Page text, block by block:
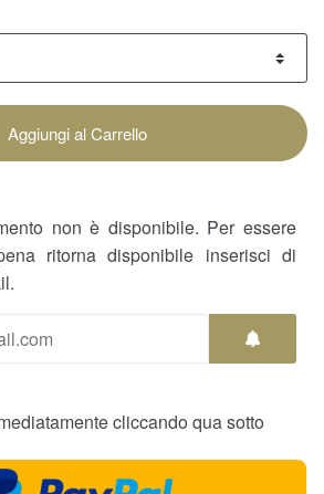
Aggiungi al Carrello
non è disponibile. Per essere
ritorna disponibile inserisci di
cliccando qua sotto